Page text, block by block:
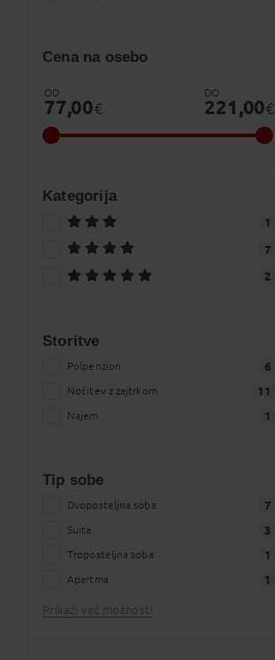
Cena na osebo
OD
77,00€
DO
221,00€
Kategorija
1
7
2
Storitve
Polpenzion 6
Nočitev z zajtrkom 11
Najem 1
Tip sobe
Dvoposteljna soba 7
Suita 3
Troposteljna soba 1
Apartma 1
Prikaži več možnosti